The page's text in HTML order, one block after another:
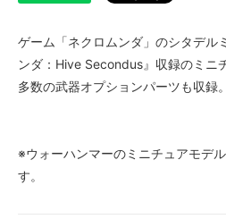
ゲーム「ネクロムンダ」のシタデル
ンダ：Hive Secondus』収録のミニ
多数の武器オプションパーツも収録。
※ウォーハンマーのミニチュアモデ
す。